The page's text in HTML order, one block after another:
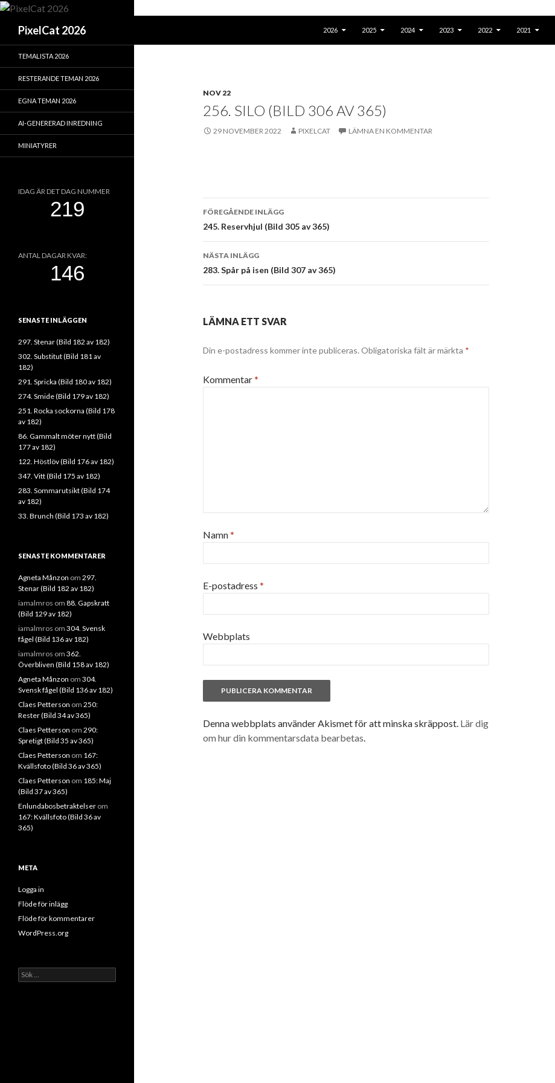
PixelCat 2026
2026
2025 2024 2023 2022 2021
NOV 22
256. SILO (BILD 306 AV 365)
29 NOVEMBER 2022 PIXELCAT LÄMNA EN KOMMENTAR
Inläggsnavigering
FÖREGÅENDE INLÄGG
245. Reservhjul (Bild 305 av 365)
NÄSTA INLÄGG
283. Spår på isen (Bild 307 av 365)
LÄMNA ETT SVAR
Din e-postadress kommer inte publiceras. Obligatoriska fält är märkta *
Kommentar*
Namn*
E-postadress *
Webbplats
Denna webbplats använder Akismet för att minska skräppost. Lär dig
om hur din kommentarsdata bearbetas.
TEMALISTA 2026
RESTERANDE TEMAN 2026
EGNA TEMAN 2026
AI-GENERERAD INREDNING
MINIATYRER
IDAG ÄR DET DAG NUMMER
ANTAL DAGAR KVAR:
SENASTE INLÄGGEN
297. Stenar (Bild 182 av 182)
302. Substitut (Bild 181 av
182)
291. Spricka (Bild 180 av 182)
274. Smide (Bild 179 av 182)
251. Rocka sockorna (Bild 178
av 182)
86. Gammalt möter nytt (Bild
177 av 182)
122. Höstlöv (Bild 176 av 182)
347. Vitt (Bild 175 av 182)
283. Sommarutsikt (Bild 174
av 182)
33. Brunch (Bild 173 av 182)
SENASTE KOMMENTARER
Agneta Månzon om 297.
Stenar (Bild 182 av 182)
iamalmros om 88. Gapskratt
(Bild 129 av 182)
iamalmros om 304. Svensk
fågel (Bild 136 av 182)
iamalmros om 362.
Överbliven (Bild 158 av 182)
Agneta Månzon om 304.
Svensk fågel (Bild 136 av 182)
Claes Petterson om 250:
Rester (Bild 34 av 365)
Claes Petterson om 290:
Spretigt (Bild 35 av 365)
Claes Petterson om 167:
Kvällsfoto (Bild 36 av 365)
Claes Petterson om 185: Maj
(Bild 37 av 365)
Enlundabosbetraktelser om
167: Kvällsfoto (Bild 36 av
365)
META
Logga in
Flöde för inlägg
Flöde för kommentarer
WordPress.org
Sök
efter: